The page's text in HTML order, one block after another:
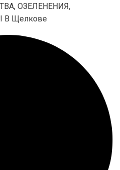
ОЗЕЛЕНЕНИЯ,
Щелкове